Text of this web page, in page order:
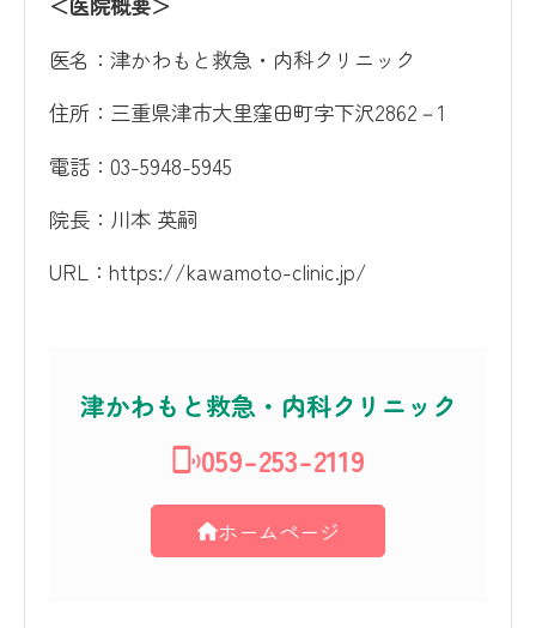
医名：津かわもと救急・内科クリニック
住所：三重県津市大里窪田町字下沢2862－1
電話：03-5948-5945
院長：川本 英嗣
URL：https://kawamoto-clinic.jp/
津かわもと救急・内科クリニック
059-253-2119
ホームページ